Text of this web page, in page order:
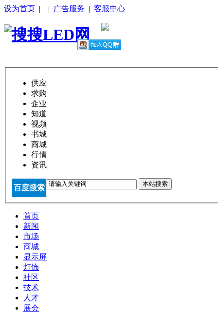
设为首页 | | 广告服务 | 客服中心
供应
求购
企业
知道
视频
书城
商城
行情
资讯
百度搜索 本站搜索
首页
新闻
市场
商城
显示屏
灯饰
社区
技术
人才
展会